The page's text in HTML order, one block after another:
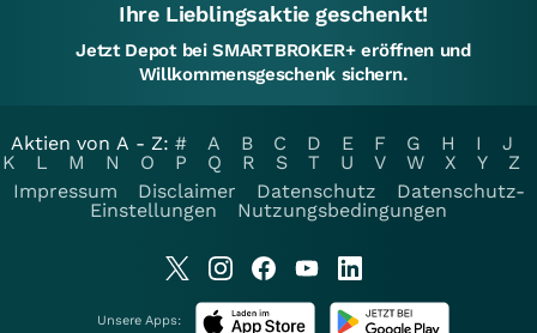
Ihre Lieblingsaktie geschenkt!
Jetzt Depot bei SMARTBROKER+ eröffnen und
Willkommensgeschenk sichern.
Aktien von A - Z: # A B C D E F G H I
J
K
L M N O P Q R S T U V W X Y
Z
Impressum
Disclaimer Datenschutz
Datenschutz-
Einstellungen
Nutzungsbedingungen
Unsere Apps: